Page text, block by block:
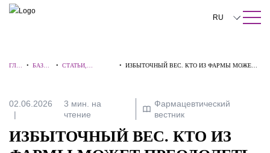
ПОИСК ПО САЙТУ Закрыть
RU
中文
Italiano
ГЛА
• БАЗА
• СТАТЬИ,
•ИЗБЫТОЧНЫЙ ВЕС. КТО ИЗ ФАРМЫ МОЖЕТ
02.06.2026
3 мин. на
чтение
Фармацевтический
вестник
ИЗБЫТОЧНЫЙ ВЕС. КТО ИЗ